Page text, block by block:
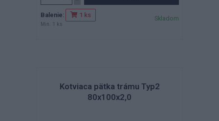
Balenie: 1 ks
Min. 1 ks
Skladom
Kotviaca pätka trámu Typ2
80x100x2,0